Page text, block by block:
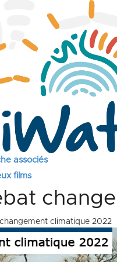
associés
films
en Afrique de l’Ouest
Unis d’Amérique
climatique 2022